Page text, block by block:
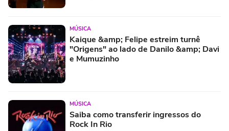
MÚSICA
Kaique &amp; Felipe estreim turnê
"Origens" ao lado de Danilo &amp; Davi
e Mumuzinho
MÚSICA
Saiba como transferir ingressos do
Rock In Rio